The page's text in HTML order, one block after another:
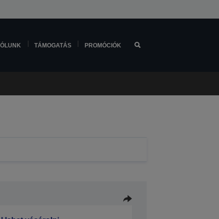
TÁMOGATÁS PROMÓCIÓK